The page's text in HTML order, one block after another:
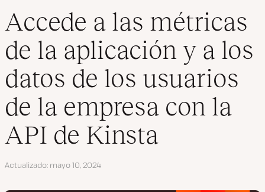
Contacto
Accede a las métricas
de la aplicación y a los
datos de los usuarios
de la empresa con la
API de Kinsta
Actualizado mayo 10, 2024